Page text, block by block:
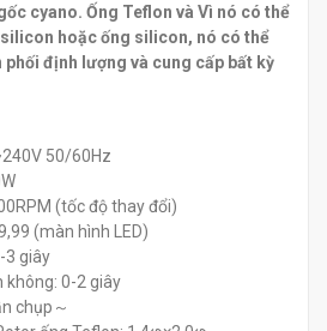
cyano. Ống Teflon và Vì nó có thể
hoặc ống silicon, nó có thể
định lượng và cung cấp bất kỳ
50/60Hz
(tốc độ thay đổi)
(màn hình LED)
3 giây
không: 0-2 giây
chụp～